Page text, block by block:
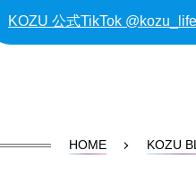
KOZU 公式TikTok @kozu_life
HOME KOZU